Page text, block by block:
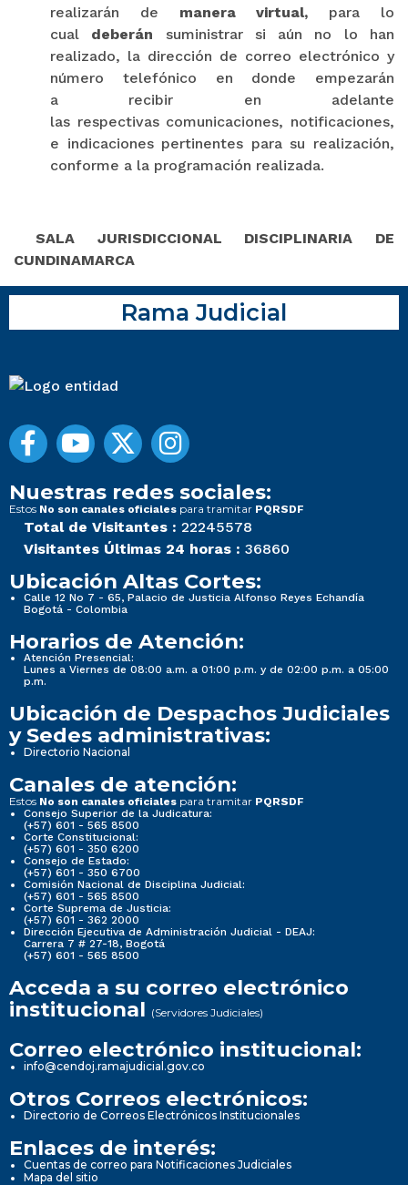
realizarán de manera virtual, para lo
cual deberán suministrar si aún no lo han
realizado, la dirección de correo electrónico y
número telefónico en donde empezarán
a recibir en adelante
las respectivas comunicaciones, notificaciones,
e indicaciones pertinentes para su realización,
conforme a la programación realizada.
SALA JURISDICCIONAL DISCIPLINARIA DE
CUNDINAMARCA
Rama Judicial
Nuestras redes sociales:
Estos No son canales oficiales para tramitar PQRSDF
Total de Visitantes : 22245578
Visitantes Últimas 24 horas : 36860
Ubicación Altas Cortes:
Calle 12 No 7 - 65, Palacio de Justicia Alfonso Reyes Echandía
Bogotá - Colombia
Horarios de Atención:
Atención Presencial:
Lunes a Viernes de 08:00 a.m. a 01:00 p.m. y de 02:00 p.m. a 05:00
p.m.
Ubicación de Despachos Judiciales
y Sedes administrativas:
Directorio Nacional
Canales de atención:
Estos No son canales oficiales para tramitar PQRSDF
Consejo Superior de la Judicatura:
(+57) 601 - 565 8500
Corte Constitucional:
(+57) 601 - 350 6200
Consejo de Estado:
(+57) 601 - 350 6700
Comisión Nacional de Disciplina Judicial:
(+57) 601 - 565 8500
Corte Suprema de Justicia:
(+57) 601 - 362 2000
Dirección Ejecutiva de Administración Judicial - DEAJ:
Carrera 7 # 27-18, Bogotá
(+57) 601 - 565 8500
Acceda a su correo electrónico
institucional (Servidores Judiciales)
Correo electrónico institucional:
info@cendoj.ramajudicial.gov.co
Otros Correos electrónicos:
Directorio de Correos Electrónicos Institucionales
Enlaces de interés:
Cuentas de correo para Notificaciones Judiciales
Mapa del sitio